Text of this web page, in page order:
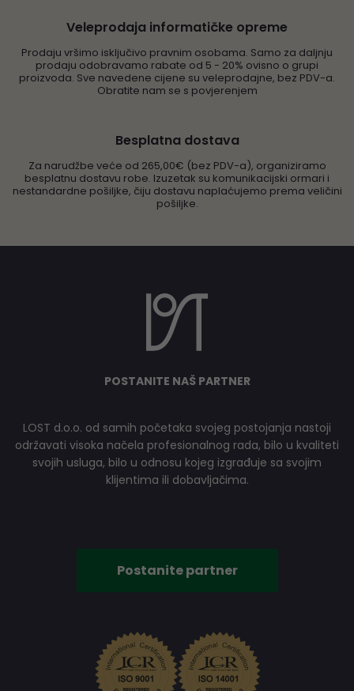
Veleprodaja informatičke opreme
Prodaju vršimo isključivo pravnim osobama. Samo za daljnju
prodaju odobravamo rabate od 5 - 20% ovisno o grupi
proizvoda. Sve navedene cijene su veleprodajne, bez PDV-a.
Obratite nam se s povjerenjem
Besplatna dostava
Za narudžbe veće od 265,00€ (bez PDV-a), organiziramo
besplatnu dostavu robe. Izuzetak su komunikacijski ormari i
nestandardne pošiljke, čiju dostavu naplaćujemo prema veličini
pošiljke.
POSTANITE NAŠ PARTNER
LOST d.o.o. od samih početaka svojeg postojanja nastoji
održavati visoka načela profesionalnog rada, bilo u kvaliteti
svojih usluga, bilo u odnosu kojeg izgrađuje sa svojim
klijentima ili dobavljačima.
Postanite partner